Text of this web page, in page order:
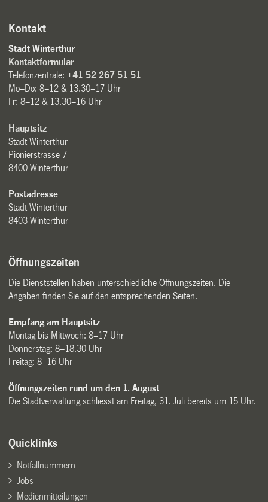
Kontakt
Stadt Winterthur
Kontaktformular
Telefonzentrale:+41 52 267 51 51
Mo–Do: 8–12 & 13.30–17 Uhr
Fr: 8–12 & 13.30–16 Uhr
Hauptsitz
Stadt Winterthur
Pionierstrasse 7
8400 Winterthur
Postadresse
Stadt Winterthur
8403 Winterthur
Öffnungszeiten
Die Dienststellen haben unterschiedliche Öffnungszeiten. Die
Angaben finden Sie auf den entsprechenden Seiten.
Empfang am Hauptsitz
Montag bis Mittwoch: 8–17 Uhr
Donnerstag: 8–18.30 Uhr
Freitag: 8–16 Uhr
Öffnungszeiten rund um den 1. August
Die Stadtverwaltung schliesst am Freitag, 31. Juli bereits um 15 Uhr.
Quicklinks
Notfallnummern
Jobs
Medienmitteilungen